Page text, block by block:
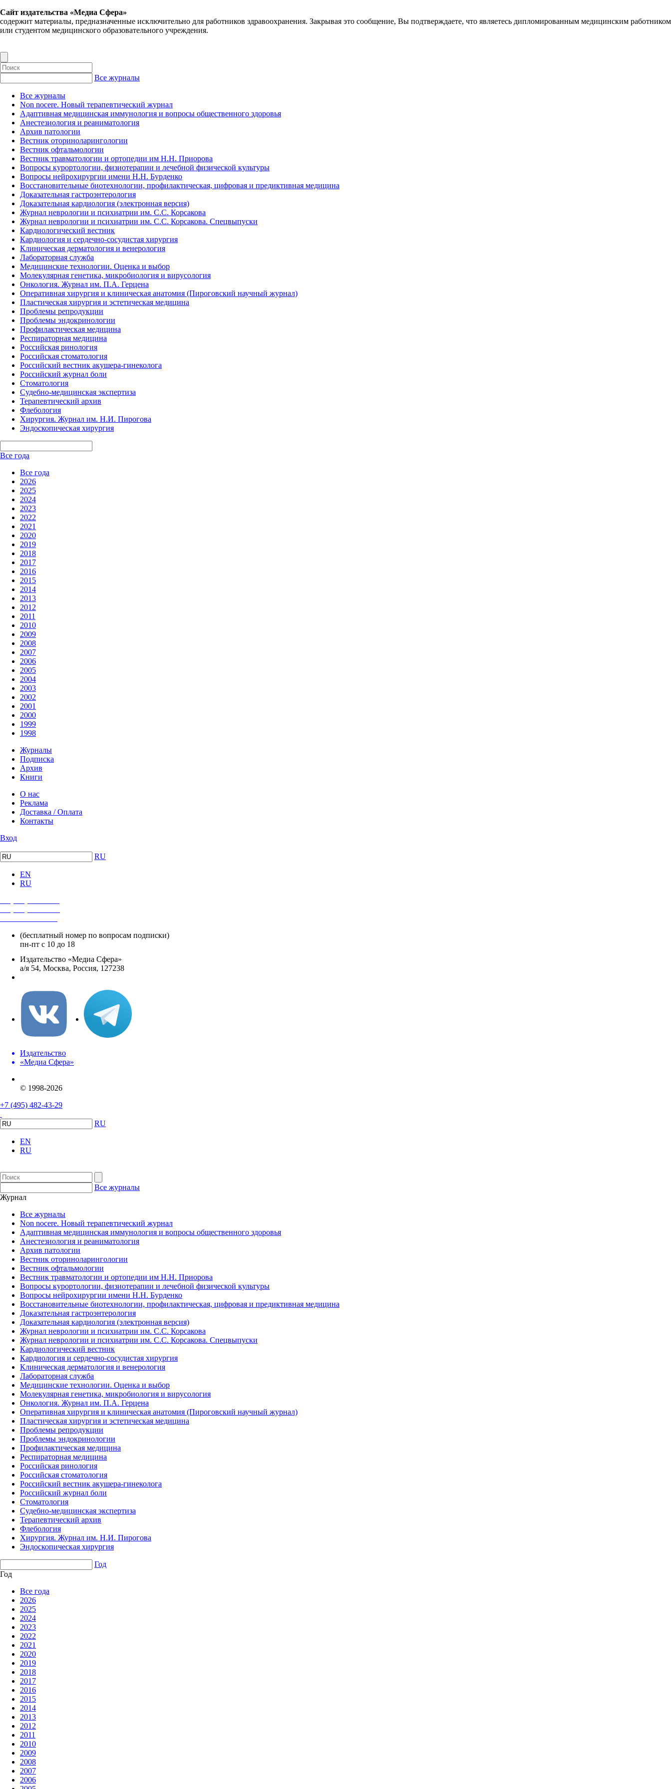
Сайт издательства «Медиа Сфера»
содержит материалы, предназначенные исключительно для работников здравоохранения. Закрывая это сообщение, Вы подтверждаете, что являетесь дипломированным медицинским работником
или студентом медицинского образовательного учреждения.
Все журналы
Все журналы
Non nocere. Новый терапевтический журнал
Адаптивная медицинская иммунология и вопросы общественного здоровья
Анестезиология и реаниматология
Архив патологии
Вестник оториноларингологии
Вестник офтальмологии
Вестник травматологии и ортопедии им Н.Н. Приорова
Вопросы курортологии, физиотерапии и лечебной физической культуры
Вопросы нейрохирургии имени Н.Н. Бурденко
Восстановительные биотехнологии, профилактическая, цифровая и предиктивная медицина
Доказательная гастроэнтерология
Доказательная кардиология (электронная версия)
Журнал неврологии и психиатрии им. С.С. Корсакова
Журнал неврологии и психиатрии им. С.С. Корсакова. Спецвыпуски
Кардиологический вестник
Кардиология и сердечно-сосудистая хирургия
Клиническая дерматология и венерология
Лабораторная служба
Медицинские технологии. Оценка и выбор
Молекулярная генетика, микробиология и вирусология
Онкология. Журнал им. П.А. Герцена
Оперативная хирургия и клиническая анатомия (Пироговский научный журнал)
Пластическая хирургия и эстетическая медицина
Проблемы репродукции
Проблемы эндокринологии
Профилактическая медицина
Респираторная медицина
Российская ринология
Российская стоматология
Российский вестник акушера-гинеколога
Российский журнал боли
Стоматология
Судебно-медицинская экспертиза
Терапевтический архив
Флебология
Хирургия. Журнал им. Н.И. Пирогова
Эндоскопическая хирургия
Все года
Все года
2026
2025
2024
2023
2022
2021
2020
2019
2018
2017
2016
2015
2014
2013
2012
2011
2010
2009
2008
2007
2006
2005
2004
2003
2002
2001
2000
1999
1998
Журналы
Подписка
Архив
Книги
О нас
Реклама
Доставка / Оплата
Контакты
Вход
RU
EN
RU
(бесплатный номер по вопросам подписки)
пн-пт с 10 до 18
Издательство «Медиа Сфера»
а/я 54, Москва, Россия, 127238
Издательство
«Медиа Сфера»
© 1998-2026
+7 (495) 482-43-29
RU
EN
RU
Все журналы
Журнал
Все журналы
Non nocere. Новый терапевтический журнал
Адаптивная медицинская иммунология и вопросы общественного здоровья
Анестезиология и реаниматология
Архив патологии
Вестник оториноларингологии
Вестник офтальмологии
Вестник травматологии и ортопедии им Н.Н. Приорова
Вопросы курортологии, физиотерапии и лечебной физической культуры
Вопросы нейрохирургии имени Н.Н. Бурденко
Восстановительные биотехнологии, профилактическая, цифровая и предиктивная медицина
Доказательная гастроэнтерология
Доказательная кардиология (электронная версия)
Журнал неврологии и психиатрии им. С.С. Корсакова
Журнал неврологии и психиатрии им. С.С. Корсакова. Спецвыпуски
Кардиологический вестник
Кардиология и сердечно-сосудистая хирургия
Клиническая дерматология и венерология
Лабораторная служба
Медицинские технологии. Оценка и выбор
Молекулярная генетика, микробиология и вирусология
Онкология. Журнал им. П.А. Герцена
Оперативная хирургия и клиническая анатомия (Пироговский научный журнал)
Пластическая хирургия и эстетическая медицина
Проблемы репродукции
Проблемы эндокринологии
Профилактическая медицина
Респираторная медицина
Российская ринология
Российская стоматология
Российский вестник акушера-гинеколога
Российский журнал боли
Стоматология
Судебно-медицинская экспертиза
Терапевтический архив
Флебология
Хирургия. Журнал им. Н.И. Пирогова
Эндоскопическая хирургия
Год
Год
Все года
2026
2025
2024
2023
2022
2021
2020
2019
2018
2017
2016
2015
2014
2013
2012
2011
2010
2009
2008
2007
2006